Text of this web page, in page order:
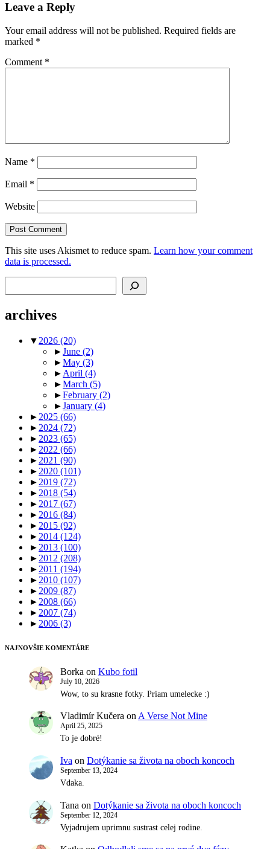
Leave a Reply
Your email address will not be published. Required fields are
marked *
Comment *
Name *
Email *
Website
This site uses Akismet to reduce spam. Learn how your comment
data is processed.
archives
▼ 2026 (20)
►June (2)
►May (3)
► April (4)
►March (5)
►February (2)
►January (4)
► 2025 (66)
► 2024 (72)
► 2023 (65)
► 2022 (66)
► 2021 (90)
► 2020 (101)
► 2019 (72)
► 2018 (54)
► 2017 (67)
► 2016 (84)
► 2015 (92)
► 2014 (124)
► 2013 (100)
► 2012 (208)
► 2011 (194)
► 2010 (107)
► 2009 (87)
► 2008 (66)
► 2007 (74)
► 2006 (3)
NAJNOVŠIE KOMENTÁRE
Borka on Kubo fotil
July 10, 2026
Wow, to su krasne fotky. Priam umelecke :)
Vladimír Kučera on A Verse Not Mine
April 25, 2025
To je dobré!
Iva on Dotýkanie sa života na oboch koncoch
September 13, 2024
Vdaka.
Tana on Dotýkanie sa života na oboch koncoch
September 12, 2024
Vyjadrujem uprimnu sustrast celej rodine.